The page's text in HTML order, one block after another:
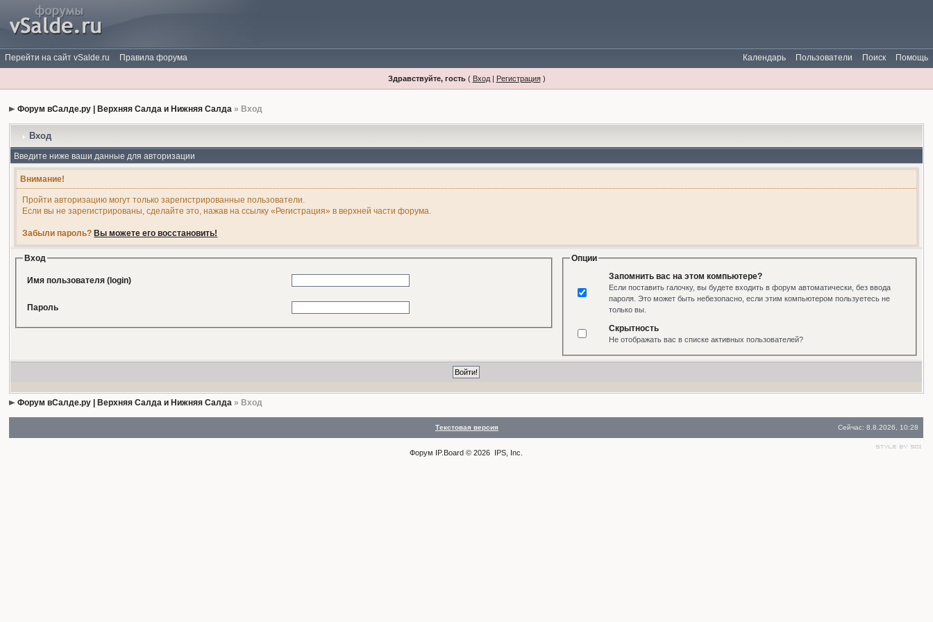
Перейти на сайт vSalde.ru Правила форума Помощь
Поиск
Пользователи
Календарь
Здравствуйте, гость( Вход| Регистрация)
Форум вСалде.ру | Верхняя Салда и Нижняя Салда » Вход
Вход
Введите ниже ваши данные для авторизации
Внимание!
Пройти авторизацию могут только зарегистрированные пользователи.
Если вы не зарегистрированы, сделайте это, нажав на ссылку «Регистрация» в верхней части форума.
Забыли пароль? Вы можете его восстановить!
Вход
Имя пользователя (login)
Пароль
Опции
Запомнить вас на этом компьютере?
Если поставить галочку, вы будете входить в форум автоматически, без ввода
пароля. Это может быть небезопасно, если этим компьютером пользуетесь не
только вы.
Скрытность
Не отображать вас в списке активных пользователей?
Форум вСалде.ру | Верхняя Салда и Нижняя Салда » Вход
Текстовая версия Сейчас: 8.8.2026, 10:28
Форум IP.Board © 2026 IPS, Inc